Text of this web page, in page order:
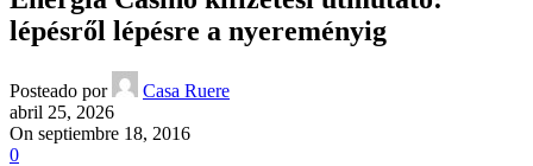
lépésről lépésre a nyereményig
Posteado por
Casa Ruere
abril 25, 2026
On septiembre 18, 2016
0